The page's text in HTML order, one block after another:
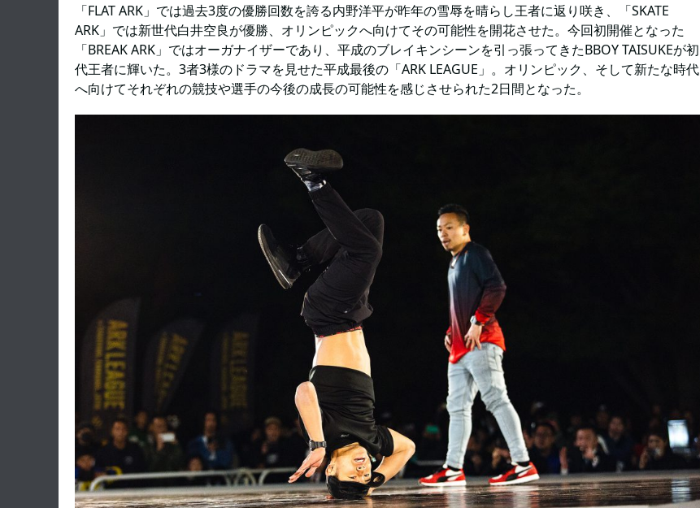
「FLAT ARK」では過去3度の優勝回数を誇る内野洋平が昨年の雪辱を晴らし王者に返り咲き、「SKATE
ARK」では新世代白井空良が優勝、オリンピックへ向けてその可能性を開花させた。今回初開催となった
「BREAK ARK」ではオーガナイザーであり、平成のブレイキンシーンを引っ張ってきたBBOY TAISUKEが初
代王者に輝いた。3者3様のドラマを見せた平成最後の「ARK LEAGUE」。オリンピック、そして新たな時代
へ向けてそれぞれの競技や選手の今後の成長の可能性を感じさせられた2日間となった。